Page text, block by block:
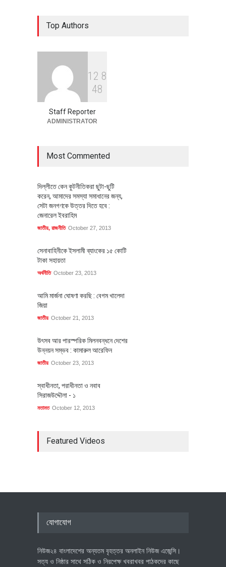
বৈশ্বিক প্রতিযোগিতা সক্ষমতা বাড়াতে
পোশাক শিল্পে নতুন উদ্যোগ
Top Authors
1 2 8
48
Staff Reporter
ADMINISTRATOR
Most Commented
দিল্লীতে কেন কুটনীতিকরা ছুটা-ছুটি
করেন, আমাদের সমস্যা সমাধানের জন্য,
সেটা জনগণকে উত্তর দিতে হবে :
জেনারেল ইবরাহিম
জাতীয়, রাজনীতি October 27, 2013
সেনাবাহিনীকে ইসলামী ব্যাংকের ১৫ কোটি
টাকা সহায়তা
অর্থনীতি October 23, 2013
আমি মার্জনা ঘোষণা করছি : বেগম খালেদা
জিয়া
জাতীয় October 21, 2013
উৎসব আর পারস্পরিক মিলনবন্ধনে দেশের
উন্নয়ন সম্ভব : কামারুল আরেফিন
জাতীয় October 23, 2013
স্বাধীনতা, পরাধীনতা ও নবাব
সিরাজউদ্দৌলা - ১
মতামত October 12, 2013
Featured Videos
যোগাযোগ
নিউজ২৪ বাংলাদেশের অন্যতম বৃহত্তর অনলাইন নিউজ এজেন্সি।
সত্য ও নিষ্ঠার সাথে সঠিক ও নিরপেক্ষ খবরাখবর পাঠকদের কাছে